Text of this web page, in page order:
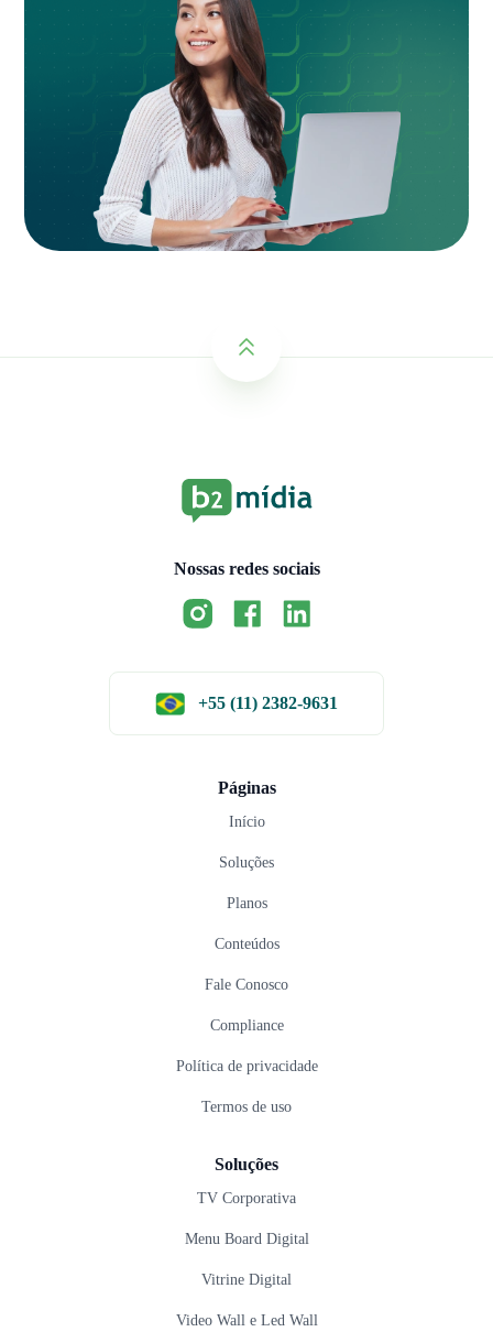
Nossas redes sociais
Páginas
Início
Soluções
Planos
Conteúdos
Fale Conosco
Compliance
Política de privacidade
Termos de uso
Soluções
TV Corporativa
Menu Board Digital
Vitrine Digital
Video Wall e Led Wall
+55 (11) 2382-9631